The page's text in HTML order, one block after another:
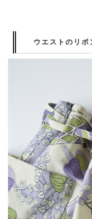
ウエストのリボ